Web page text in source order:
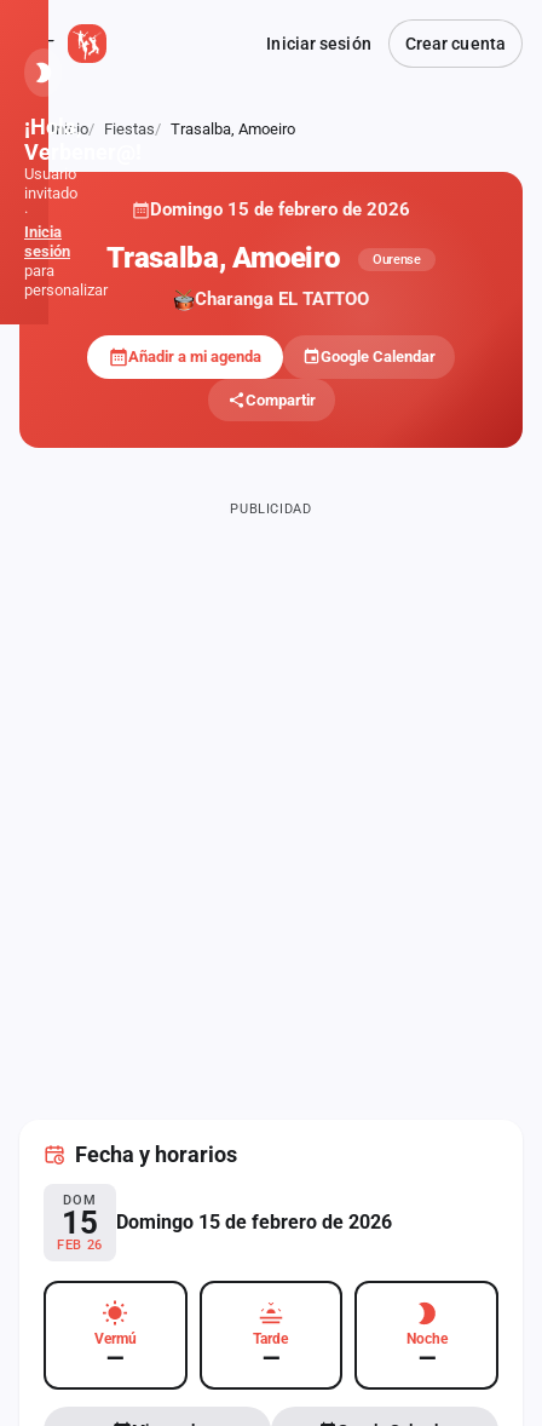
Iniciar sesión Crear cuenta
Atrás
Inicio Fiestas Trasalba, Amoeiro
Domingo 15 de febrero de 2026
Trasalba, Amoeiro Ourense
Charanga EL TATTOO
Añadir a mi agenda Google Calendar
Compartir
PUBLICIDAD
Fecha y horarios
DOM
15
FEB 26
Domingo 15 de febrero de 2026
Vermú
—
Tarde
—
Noche
—
¡Hola,
Verbener@!
Usuario
invitado
·
Inicia
sesión
para
personalizar
Administración
Contacto